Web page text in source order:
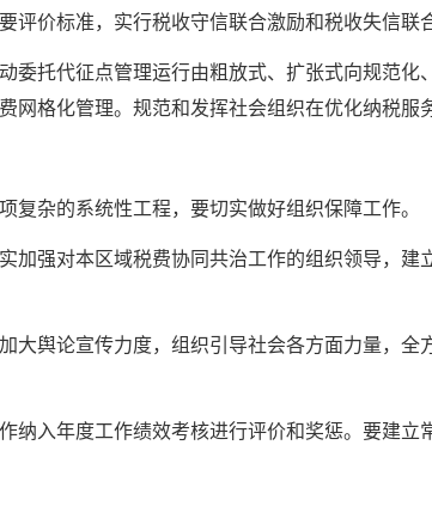
价标准，实行税收守信联合激励和税收失信联
委托代征点管理运行由粗放式、扩张式向规范
格化管理。规范和发挥社会组织在优化纳税服
杂的系统性工程，要切实做好组织保障工作。
加强对本区域税费协同共治工作的组织领导，建
大舆论宣传力度，组织引导社会各方面力量，全
纳入年度工作绩效考核进行评价和奖惩。要建立